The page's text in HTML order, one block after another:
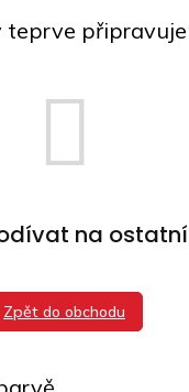
teprve
na
Zpět do obchodu